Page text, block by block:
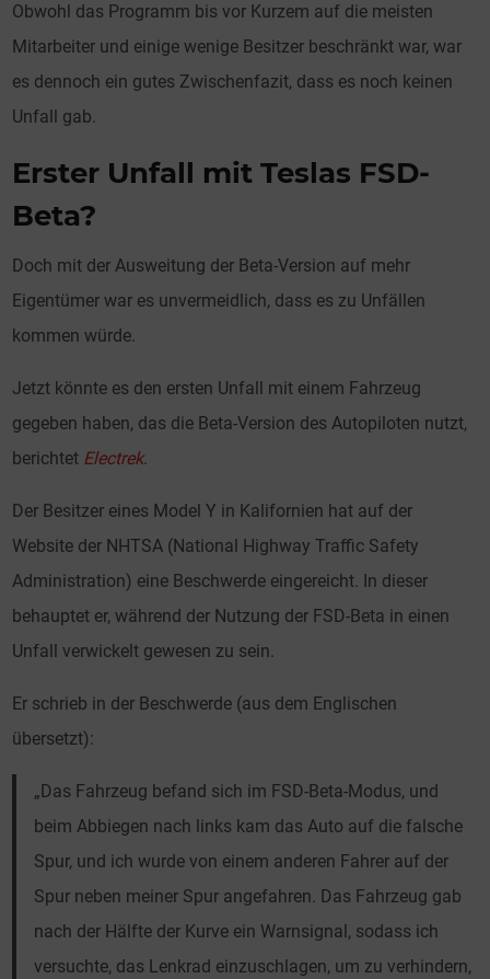
Obwohl das Programm bis vor Kurzem auf die meisten
Mitarbeiter und einige wenige Besitzer beschränkt war, war
es dennoch ein gutes Zwischenfazit, dass es noch keinen
Unfall gab.
Erster Unfall mit Teslas FSD-
Beta?
Doch mit der Ausweitung der Beta-Version auf mehr
Eigentümer war es unvermeidlich, dass es zu Unfällen
kommen würde.
Jetzt könnte es den ersten Unfall mit einem Fahrzeug
gegeben haben, das die Beta-Version des Autopiloten nutzt,
berichtet Electrek.
Der Besitzer eines Model Y in Kalifornien hat auf der
Website der NHTSA (National Highway Traffic Safety
Administration) eine Beschwerde eingereicht. In dieser
behauptet er, während der Nutzung der FSD-Beta in einen
Unfall verwickelt gewesen zu sein.
Er schrieb in der Beschwerde (aus dem Englischen
übersetzt):
„Das Fahrzeug befand sich im FSD-Beta-Modus, und
beim Abbiegen nach links kam das Auto auf die falsche
Spur, und ich wurde von einem anderen Fahrer auf der
Spur neben meiner Spur angefahren. Das Fahrzeug gab
nach der Hälfte der Kurve ein Warnsignal, sodass ich
versuchte, das Lenkrad einzuschlagen, um zu verhindern,